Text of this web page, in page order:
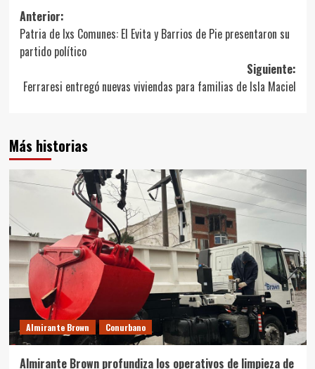
Navegación
de
entradas
Anterior:
Patria de lxs Comunes: El Evita y Barrios de Pie presentaron su
partido político
Siguiente:
Ferraresi entregó nuevas viviendas para familias de Isla Maciel
Más historias
Almirante Brown Conurbano
Almirante Brown profundiza los operativos de limpieza de